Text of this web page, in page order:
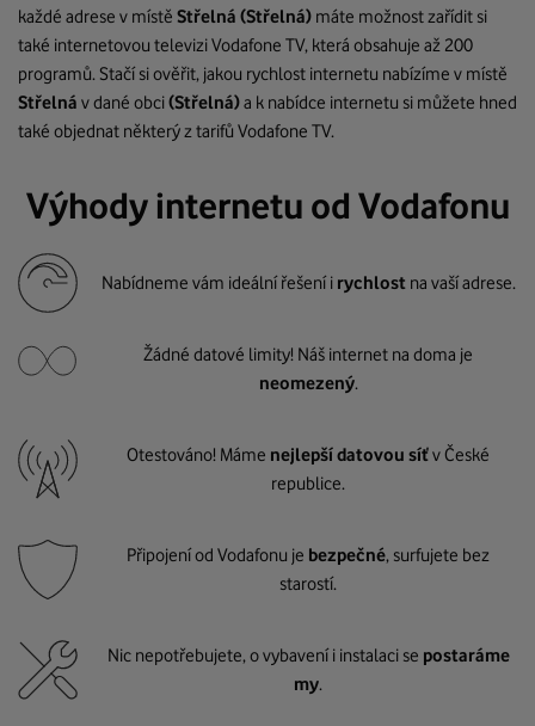
každé adrese v místě Střelná (Střelná) máte možnost zařídit si
také internetovou televizi Vodafone TV, která obsahuje až 200
programů. Stačí si ověřit, jakou rychlost internetu nabízíme v místě
Střelná v dané obci(Střelná)a k nabídce internetu si můžete hned
také objednat některý z tarifů Vodafone TV.
Výhody internetu od Vodafonu
Nabídneme vám ideální řešení i rychlost na vaší adrese.
Žádné datové limity! Náš internet na doma je
neomezený.
Otestováno! Máme nejlepší datovou síťv České
republice.
Připojení od Vodafonu je bezpečné, surfujete bez
starostí.
Nic nepotřebujete, o vybavení i instalaci se postaráme
my.